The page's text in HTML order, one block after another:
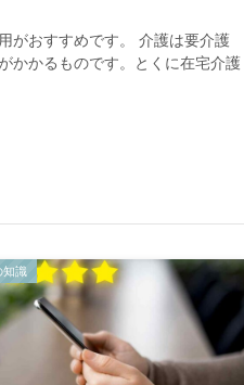
がおすすめです。 介護は要介護
かかるものです。とくに在宅介護
知識